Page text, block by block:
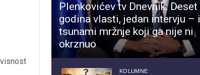
Plenkovićev tv Dnevnik: Deset
godina vlasti, jedan intervju – i
tsunami mržnje koji ga nije ni
okrznuo
KOLUMNE